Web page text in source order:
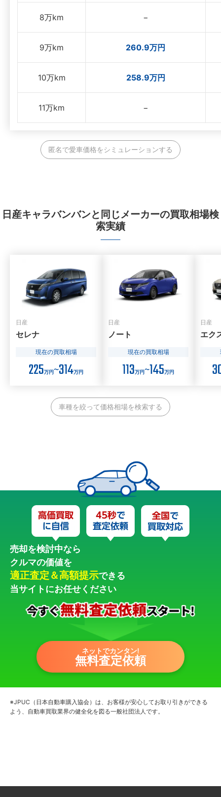
8万km −
9万km 260.9万円
10万km 258.9万円
11万km −
匿名で愛車価格をシミュレーションする
日産キャラバンバンと同じメーカーの買取相場検
索実績
日産
セレナ
現在の買取相場
225万円〜314万円
日産
ノート
現在の買取相場
113万円〜145万円
日産
エク
車種を絞って価格相場を検索する
売却を検討中なら
クルマの価値を
適正査定＆高額提示できる
当サイトにお任せください
ネットでカンタン!
無料査定依頼
※JPUC（日本自動車購入協会）は、お客様が安心してお取り引きができる
よう、自動車買取業界の健全化を図る一般社団法人です。